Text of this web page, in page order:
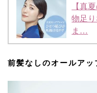
【真
物足
ま…
前髪なしのオールアッ